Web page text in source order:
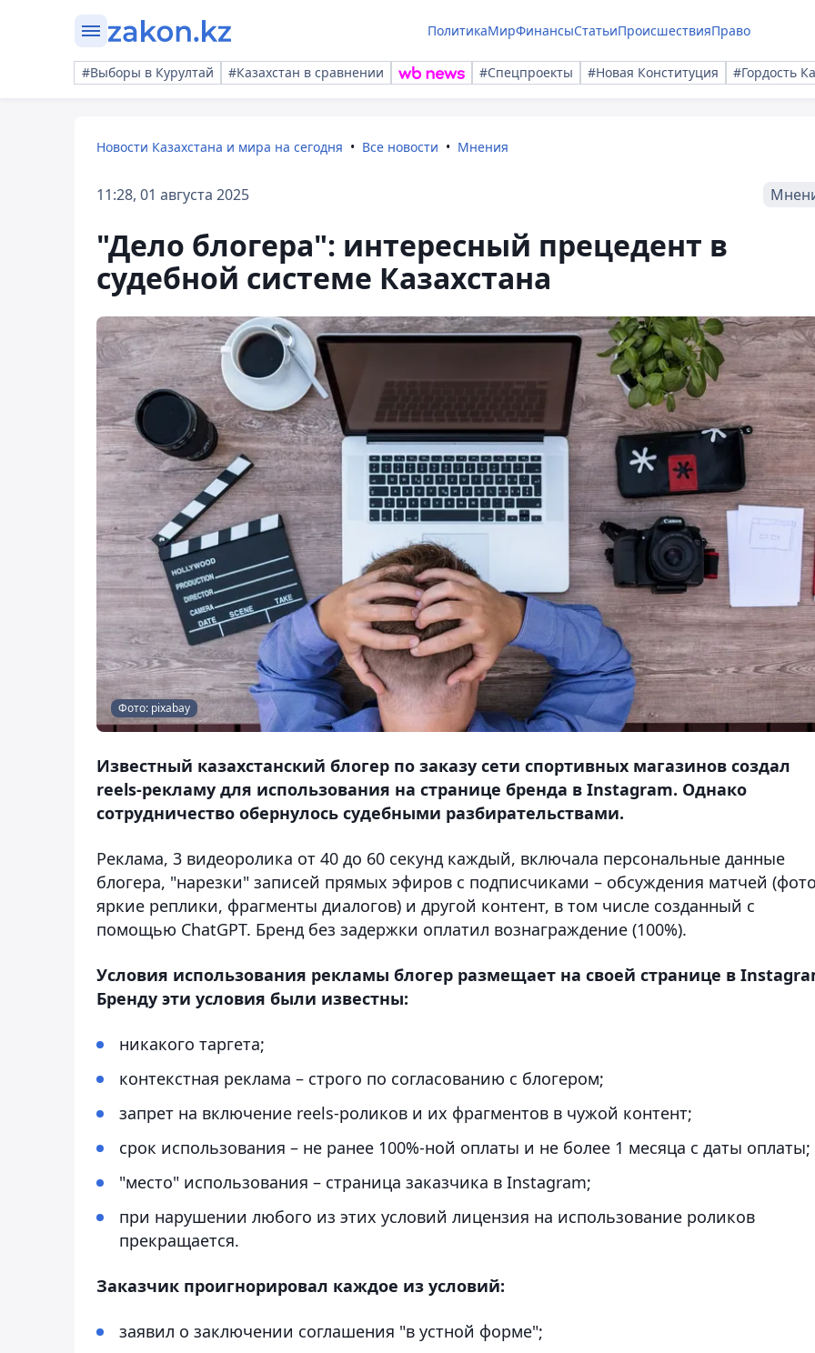
ПолитикаМирФинансыСтатьиПроисшествияПраво
#Выборы в Курултай #Казахстан в сравнении #Спецпроекты #Новая Конституция #Гордость
Новости Казахстана и мира на сегодня Все новости Мнения
11:28, 01 августа 2025
"Дело блогера": интересный прецедент в
судебной системе Казахстана
Фото: pixabay
Известный казахстанский блогер по заказу сети спортивных магазинов создал
reels-рекламу для использования на странице бренда в Instagram. Однако
сотрудничество обернулось судебными разбирательствами.
Реклама, 3 видеоролика от 40 до 60 секунд каждый, включала персональные данные
блогера, "нарезки" записей прямых эфиров с подписчиками – обсуждения матчей
яркие реплики, фрагменты диалогов) и другой контент, в том числе созданный с
помощью ChatGPT. Бренд без задержки оплатил вознаграждение (100%).
Условия использования рекламы блогер размещает на своей странице в
Бренду эти условия были известны:
никакого таргета;
контекстная реклама – строго по согласованию с блогером;
запрет на включение reels-роликов и их фрагментов в чужой контент;
срок использования – не ранее 100%-ной оплаты и не более 1 месяца с даты оплаты;
"место" использования – страница заказчика в Instagram;
при нарушении любого из этих условий лицензия на использование роликов
прекращается.
Заказчик проигнорировал каждое из условий:
заявил о заключении соглашения "в устной форме";